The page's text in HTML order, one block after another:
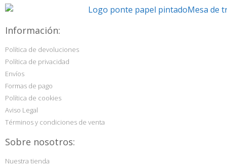
Información:
Política de devoluciones
Política de privacidad
Envíos
Formas de pago
Política de cookies
Aviso Legal
Términos y condiciones de venta
Sobre nosotros:
Nuestra tienda